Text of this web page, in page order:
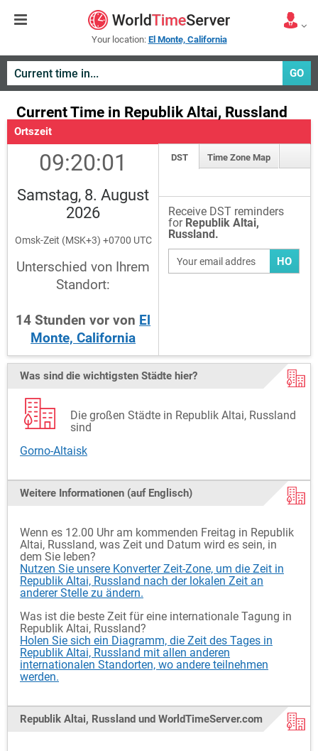
Your location: El Monte, California
GO
Current Time in Republik Altai, Russland
Ortszeit
09:20:01
Samstag, 8. August
2026
Omsk-Zeit (MSK+3) +0700 UTC
Unterschied von Ihrem
Standort:
14 Stunden vor von El
Monte, California
DST Time Zone Map
Receive DST reminders
for Republik Altai,
Russland.
HO
Was sind die wichtigsten Städte hier?
Die großen Städte in Republik Altai, Russland
sind
Gorno-Altaisk
Weitere Informationen (auf Englisch)
Wenn es 12.00 Uhr am kommenden Freitag in Republik
Altai, Russland, was Zeit und Datum wird es sein, in
dem Sie leben?
Nutzen Sie unsere Konverter Zeit-Zone, um die Zeit in
Republik Altai, Russland nach der lokalen Zeit an
anderer Stelle zu ändern.
Was ist die beste Zeit für eine internationale Tagung in
Republik Altai, Russland?
Holen Sie sich ein Diagramm, die Zeit des Tages in
Republik Altai, Russland mit allen anderen
internationalen Standorten, wo andere teilnehmen
werden.
Republik Altai, Russland und WorldTimeServer.com